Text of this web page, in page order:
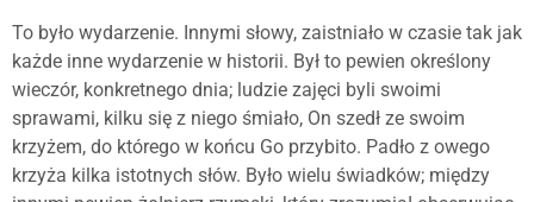
To było wydarzenie. Innymi słowy, zaistniało w czasie tak jak
każde inne wydarzenie w historii. Był to pewien określony
wieczór, konkretnego dnia; ludzie zajęci byli swoimi
sprawami, kilku się z niego śmiało, On szedł ze swoim
krzyżem, do którego w końcu Go przybito. Padło z owego
krzyża kilka istotnych słów. Było wielu świadków; między